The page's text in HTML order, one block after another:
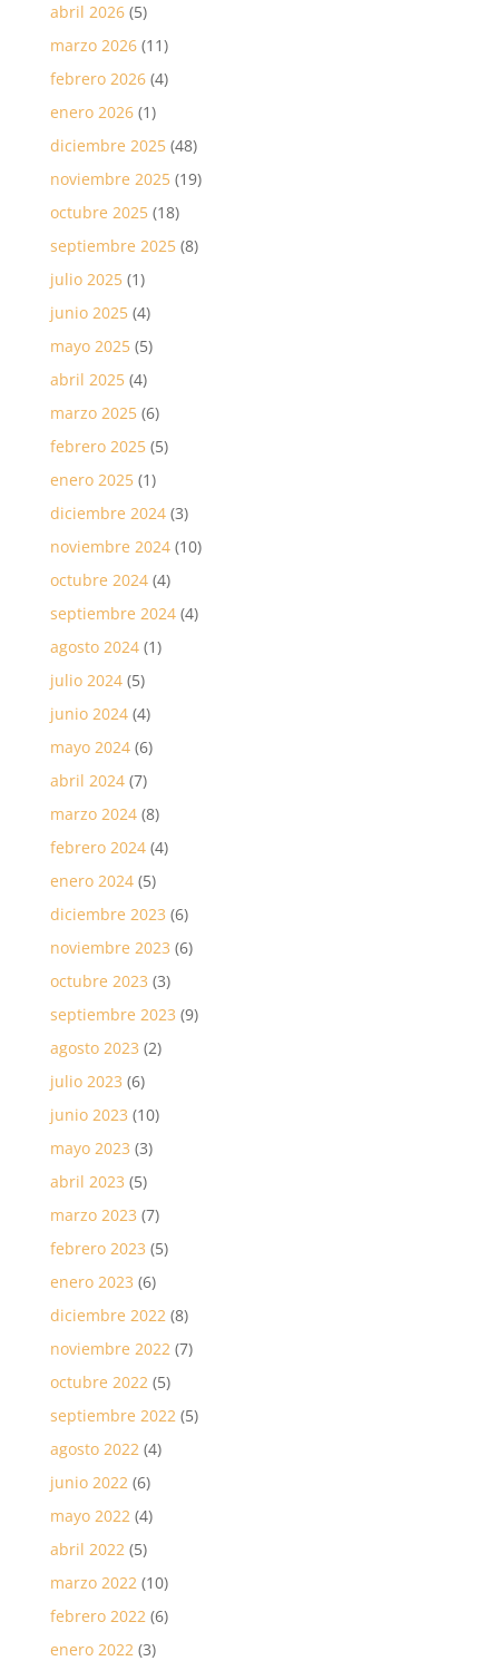
abril 2026(5)
marzo 2026(11)
febrero 2026(4)
enero 2026(1)
diciembre 2025(48)
noviembre 2025(19)
octubre 2025(18)
septiembre 2025(8)
julio 2025(1)
junio 2025(4)
mayo 2025(5)
abril 2025(4)
marzo 2025(6)
febrero 2025(5)
enero 2025(1)
diciembre 2024(3)
noviembre 2024(10)
octubre 2024(4)
septiembre 2024(4)
agosto 2024(1)
julio 2024(5)
junio 2024(4)
mayo 2024(6)
abril 2024(7)
marzo 2024(8)
febrero 2024(4)
enero 2024(5)
diciembre 2023 (6)
noviembre 2023 (6)
octubre 2023 (3)
septiembre 2023 (9)
agosto 2023 (2)
julio 2023 (6)
junio 2023 (10)
mayo 2023 (3)
abril 2023 (5)
marzo 2023 (7)
febrero 2023 (5)
enero 2023 (6)
diciembre 2022 (8)
noviembre 2022 (7)
octubre 2022 (5)
septiembre 2022 (5)
agosto 2022 (4)
junio 2022 (6)
mayo 2022 (4)
abril 2022 (5)
marzo 2022 (10)
febrero 2022 (6)
enero 2022 (3)